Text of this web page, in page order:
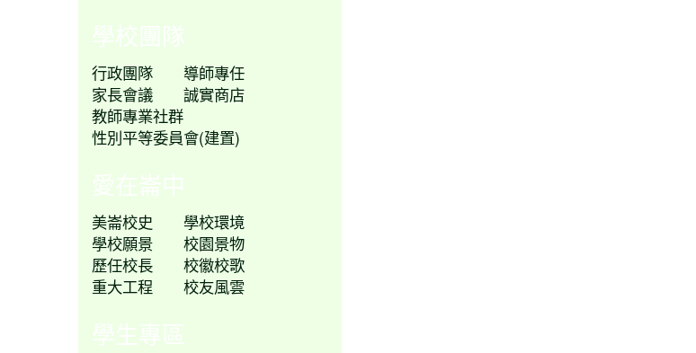
學校團隊
行政團隊
導師專任
家長會議
誠實商店
教師專業社群
性別平等委員會(建置)
愛在崙中
美崙校史
學校環境
學校願景
校園景物
歷任校長
校徽校歌
重大工程
校友風雲
學生專區